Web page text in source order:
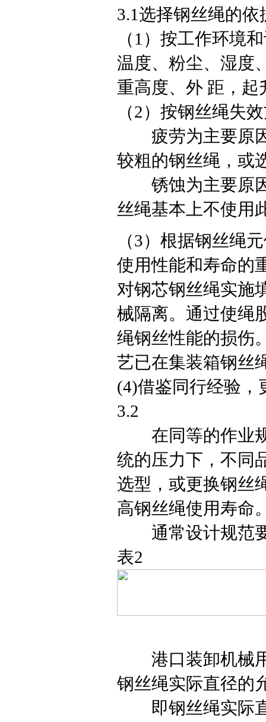
3.1选择钢丝绳的依
（1）按工作环境
温度、粉尘、湿度
重高度、外 距，起
（2）按钢丝绳失
疲劳为主要原因
较粗的钢丝绳，或
锈蚀为主要原因
丝绳基本上不使用
（3）根据钢丝绳
使用性能和寿命的
对钢芯钢丝绳实施
械隔离。通过使绳
绳钢丝性能的损伤
艺已在集装箱钢丝
(4)借鉴同行经验，
3.2
在同等的作业规
统的压力下，不同
选型，或更换钢丝
高钢丝绳使用寿命
通常设计规范要
表2
港口装卸机械用
钢丝绳实际直径的
即钢丝绳实际